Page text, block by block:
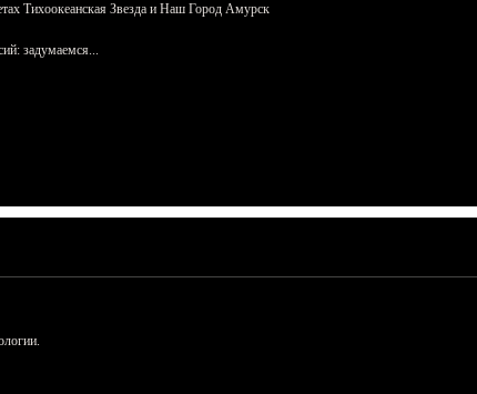
Тихоокеанская Звезда и Наш Город Амурск
задумаемся...